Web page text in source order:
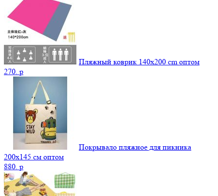
Пляжный коврик 140х200 cm оптом
270. p
Покрывало пляжное для пикника
200х145 см оптом
880. p